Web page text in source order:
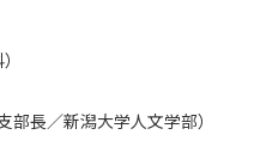
長／新潟大学人文学部）